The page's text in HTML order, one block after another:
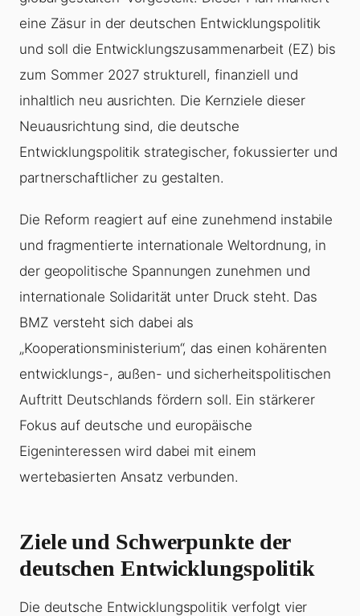
eine Zäsur in der deutschen Entwicklungspolitik
und soll die Entwicklungszusammenarbeit (EZ) bis
zum Sommer 2027 strukturell, finanziell und
inhaltlich neu ausrichten. Die Kernziele dieser
Neuausrichtung sind, die deutsche
Entwicklungspolitik strategischer, fokussierter und
partnerschaftlicher zu gestalten.
Die Reform reagiert auf eine zunehmend instabile
und fragmentierte internationale Weltordnung, in
der geopolitische Spannungen zunehmen und
internationale Solidarität unter Druck steht. Das
BMZ versteht sich dabei als
„Kooperationsministerium“, das einen kohärenten
entwicklungs-, außen- und sicherheitspolitischen
Auftritt Deutschlands fördern soll. Ein stärkerer
Fokus auf deutsche und europäische
Eigeninteressen wird dabei mit einem
wertebasierten Ansatz verbunden.
Ziele und Schwerpunkte der
deutschen Entwicklungspolitik
Die deutsche Entwicklungspolitik verfolgt vier